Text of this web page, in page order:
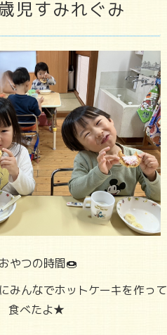
児すみれぐみ
おやつの時間🍩
みんなでホットケーキを作って
食べたよ★